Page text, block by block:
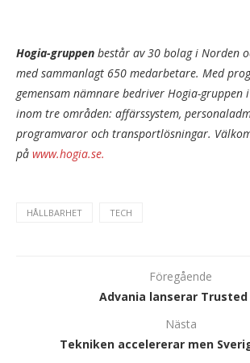
Hogia-gruppen består av 30 bolag i Norden
med sammanlagt 650 medarbetare. Med
gemensam nämnare bedriver Hogia-gruppen
inom tre områden: affärssystem,
programvaror och transportlösningar.
på www.hogia.se.
HÅLLBARHET TECH
Föregående
Advania lanserar Trusted
Nästa
Tekniken accelererar men